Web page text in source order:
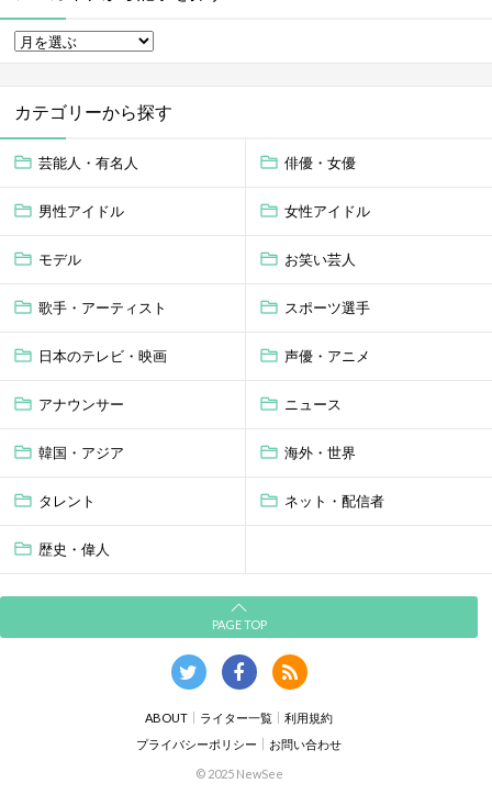
カテゴリーから探す
芸能人・有名人 俳優・女優
男性アイドル 女性アイドル
モデル お笑い芸人
歌手・アーティスト スポーツ選手
日本のテレビ・映画 声優・アニメ
アナウンサー ニュース
韓国・アジア 海外・世界
タレント ネット・配信者
歴史・偉人
PAGE TOP
ABOUT ライター一覧
利用規約
プライバシーポリシー
お問い合わせ
© 2025 NewSee